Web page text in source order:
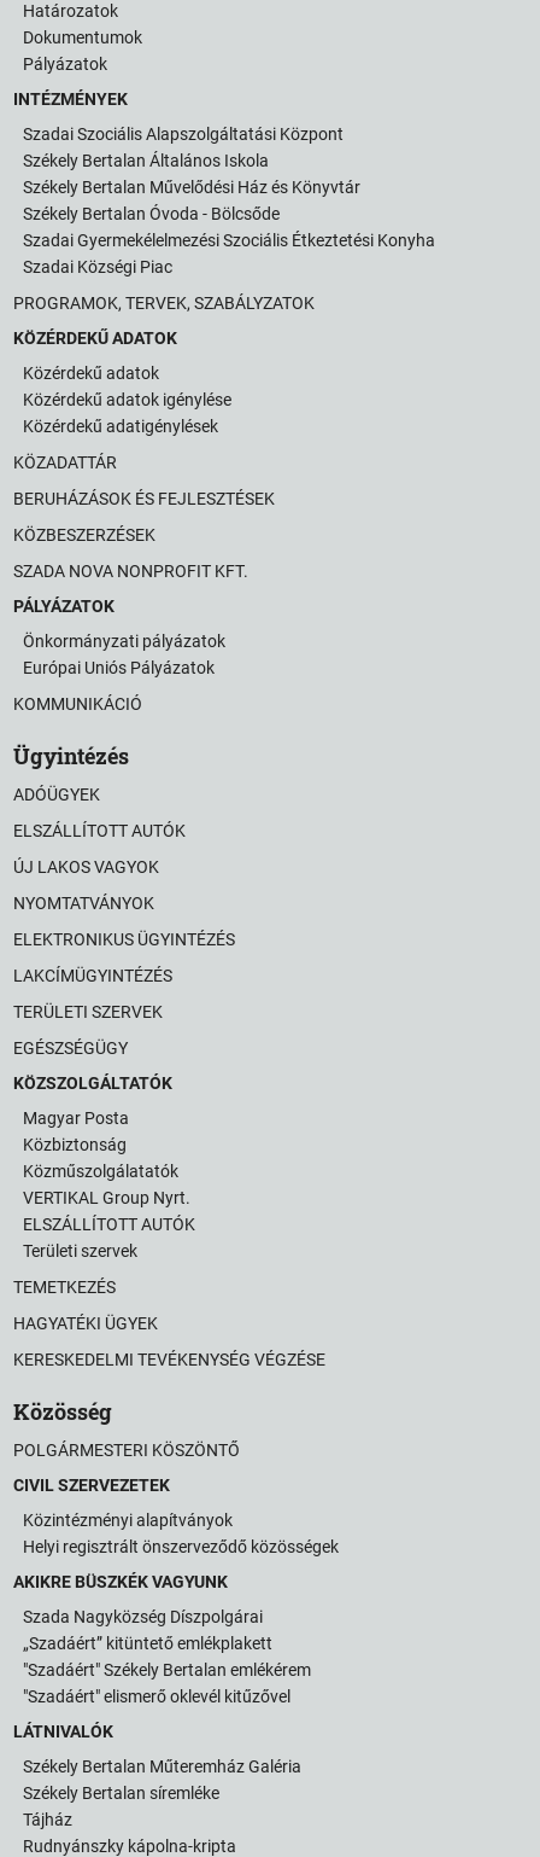
Határozatok
Dokumentumok
Pályázatok
INTÉZMÉNYEK
Szadai Szociális Alapszolgáltatási Központ
Székely Bertalan Általános Iskola
Székely Bertalan Művelődési Ház és Könyvtár
Székely Bertalan Óvoda - Bölcsőde
Szadai Gyermekélelmezési Szociális Étkeztetési Konyha
Szadai Községi Piac
PROGRAMOK, TERVEK, SZABÁLYZATOK
KÖZÉRDEKŰ ADATOK
Közérdekű adatok
Közérdekű adatok igénylése
Közérdekű adatigénylések
KÖZADATTÁR
BERUHÁZÁSOK ÉS FEJLESZTÉSEK
KÖZBESZERZÉSEK
SZADA NOVA NONPROFIT KFT.
PÁLYÁZATOK
Önkormányzati pályázatok
Európai Uniós Pályázatok
KOMMUNIKÁCIÓ
Ügyintézés
ADÓÜGYEK
ELSZÁLLÍTOTT AUTÓK
ÚJ LAKOS VAGYOK
NYOMTATVÁNYOK
ELEKTRONIKUS ÜGYINTÉZÉS
LAKCÍMÜGYINTÉZÉS
TERÜLETI SZERVEK
EGÉSZSÉGÜGY
KÖZSZOLGÁLTATÓK
Magyar Posta
Közbiztonság
Közműszolgálatatók
VERTIKAL Group Nyrt.
ELSZÁLLÍTOTT AUTÓK
Területi szervek
TEMETKEZÉS
HAGYATÉKI ÜGYEK
KERESKEDELMI TEVÉKENYSÉG VÉGZÉSE
Közösség
POLGÁRMESTERI KÖSZÖNTŐ
CIVIL SZERVEZETEK
Közintézményi alapítványok
Helyi regisztrált önszerveződő közösségek
AKIKRE BÜSZKÉK VAGYUNK
Szada Nagyközség Díszpolgárai
„Szadáért” kitüntető emlékplakett
"Szadáért" Székely Bertalan emlékérem
"Szadáért" elismerő oklevél kitűzővel
LÁTNIVALÓK
Székely Bertalan Műteremház Galéria
Székely Bertalan síremléke
Tájház
Rudnyánszky kápolna-kripta